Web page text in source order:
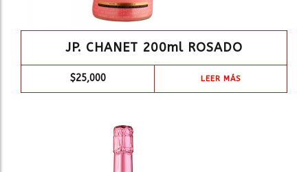
JP. CHANET 200ml ROSADO
$25,000 LEER MÁS